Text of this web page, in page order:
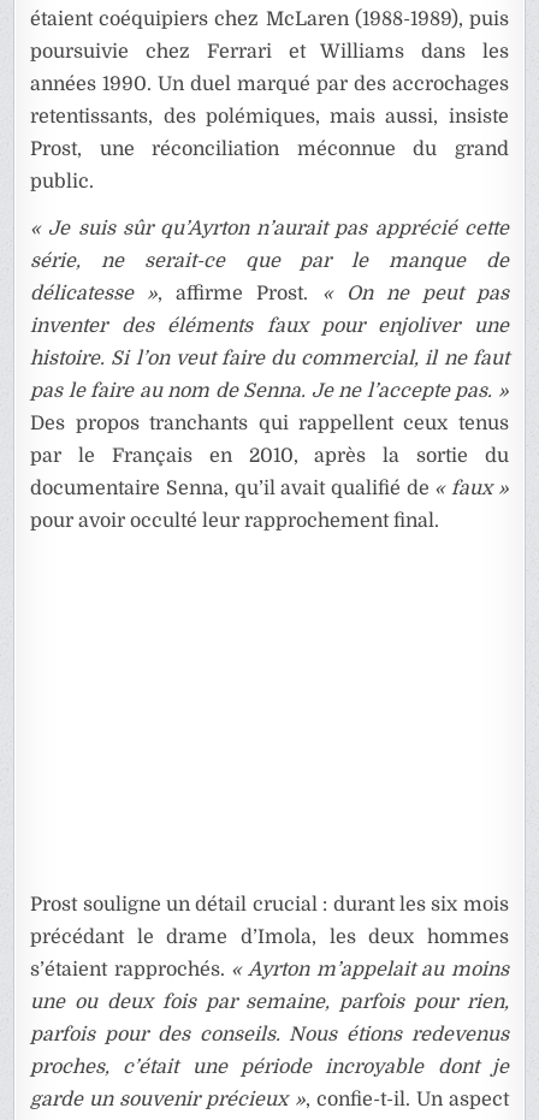
étaient coéquipiers chez McLaren (1988-1989), puis
poursuivie chez Ferrari et Williams dans les
années 1990. Un duel marqué par des accrochages
retentissants, des polémiques, mais aussi, insiste
Prost, une réconciliation méconnue du grand
public.
« Je suis sûr qu’Ayrton n’aurait pas apprécié cette
série, ne serait-ce que par le manque de
délicatesse », affirme Prost. « On ne peut pas
inventer des éléments faux pour enjoliver une
histoire. Si l’on veut faire du commercial, il ne faut
pas le faire au nom de Senna. Je ne l’accepte pas. »
Des propos tranchants qui rappellent ceux tenus
par le Français en 2010, après la sortie du
documentaire Senna, qu’il avait qualifié de « faux »
pour avoir occulté leur rapprochement final.
Prost souligne un détail crucial : durant les six mois
précédant le drame d’Imola, les deux hommes
s’étaient rapprochés. « Ayrton m’appelait au moins
une ou deux fois par semaine, parfois pour rien,
parfois pour des conseils. Nous étions redevenus
proches, c’était une période incroyable dont je
garde un souvenir précieux », confie-t-il. Un aspect